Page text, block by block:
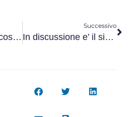
Utile lo studio sui costi della previdenza e dell’assistenza
Successivo
In discussione e’ il sistema pensionistico